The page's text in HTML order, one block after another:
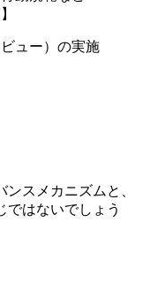
ュー）の実施
スメカニズムと、
ではないでしょう